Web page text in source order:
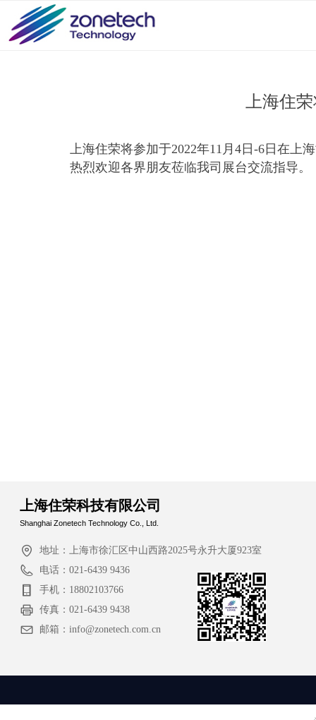
上海住
上海住荣将参加于2022年11月4日-6日在上
热烈欢迎各界朋友莅临我司展台交流指导。
上海住荣科技有限公司
Shanghai Zonetech Technology Co., Ltd.
地址： 上海市徐汇区中山西路2025号永升大厦923室
电话： 021-6439 9436
手机： 18802103766
传真： 021-6439 9438
邮箱： info@zonetech.com.cn